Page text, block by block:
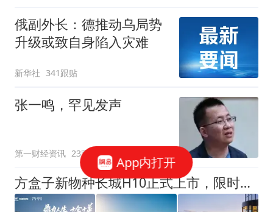
俄副外长：德推动乌局势
升级或致自身陷入灾难
新华社 341跟贴
张一鸣，罕见发声
第一财经资讯 23跟贴
方盒子新物种长城H10正式上市，限时换新价20.18万元起
App内打开